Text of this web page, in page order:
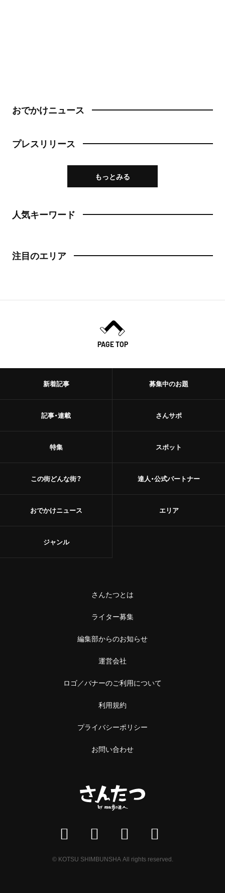
おでかけニュース
プレスリリース
もっとみる
人気キーワード
注目のエリア
PAGE TOP
新着記事
記事・連載
特集
この街どんな街？
おでかけニュース
募集中のお題
さんサポ
スポット
達人・公式パートナー
エリア
ジャンル
さんたつとは
ライター募集
編集部からのお知らせ
運営会社
ロゴ／バナーのご利用について
利用規約
プライバシーポリシー
お問い合わせ
© KOTSU SHIMBUNSHA All rights reserved.